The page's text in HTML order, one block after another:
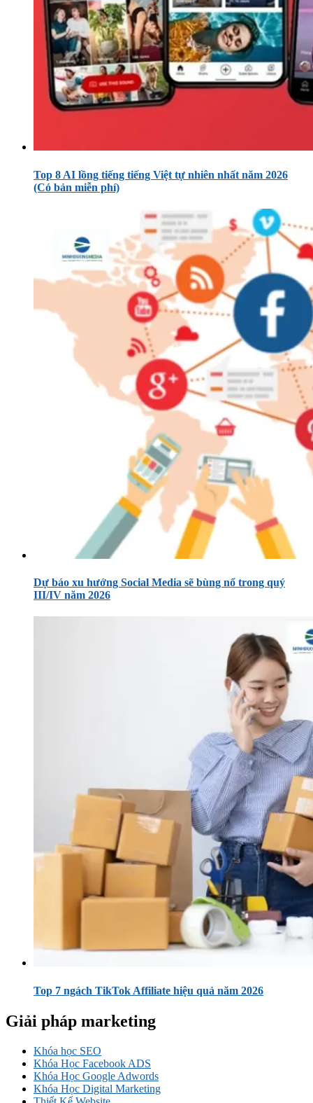
Top 8 AI lồng tiếng tiếng Việt tự nhiên nhất năm 2026
(Có bản miễn phí)
Dự báo xu hướng Social Media sẽ bùng nổ trong quý
III/IV năm 2026
Top 7 ngách TikTok Affiliate hiệu quả năm 2026
Giải pháp marketing
Khóa học SEO
Khóa Học Facebook ADS
Khóa Học Google Adwords
Khóa Học Digital Marketing